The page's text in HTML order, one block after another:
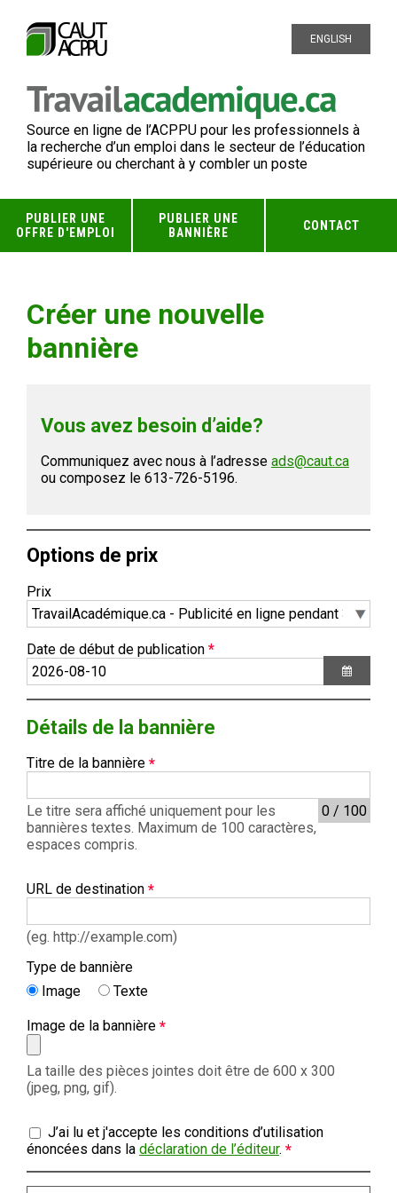
ENGLISH
Source en ligne de l’ACPPU pour les professionnels à
la recherche d’un emploi dans le secteur de l’éducation
supérieure ou cherchant à y combler un poste
PUBLIER UNE
OFFRE D'EMPLOI
PUBLIER UNE
BANNIÈRE
CONTACT
Créer une nouvelle
bannière
Vous avez besoin d’aide?
Communiquez avec nous à l’adresse ads@caut.ca
ou composez le 613-726-5196.
Options de prix
Prix
Date de début de publication
Détails de la bannière
Titre de la bannière
0 / 100
Le titre sera affiché uniquement pour les
bannières textes. Maximum de 100 caractères,
espaces compris.
URL de destination
(eg. http://example.com)
Type de bannière
Image
Texte
Image de la bannière
La taille des pièces jointes doit être de 600 x 300
(jpeg, png, gif).
J’ai lu et j'accepte les conditions d’utilisation
énoncées dans la déclaration de l’éditeur.